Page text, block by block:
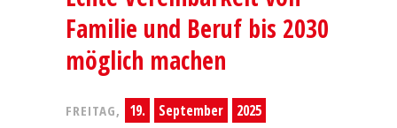
Familie und Beruf bis 2030
möglich machen
FREITAG, 19. September 2025